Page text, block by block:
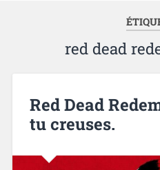
red dead
Red Dead
tu creuses.